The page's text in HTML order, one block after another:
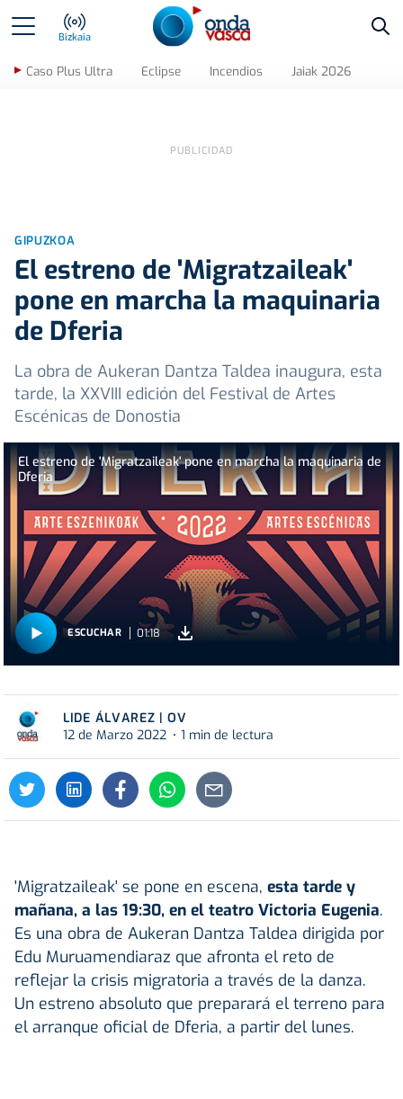
Bizkaia
Caso Plus Ultra Eclipse Incendios Jaiak 2026
GIPUZKOA
El estreno de 'Migratzaileak'
pone en marcha la maquinaria
de Dferia
La obra de Aukeran Dantza Taldea inaugura, esta
tarde, la XXVIII edición del Festival de Artes
Escénicas de Donostia
El estreno de 'Migratzaileak' pone en marcha la maquinaria de
Dferia
ESCUCHAR 01:18
LIDE ÁLVAREZ | OV
12 de Marzo 2022
1 min de lectura
'Migratzaileak' se pone en escena, esta tarde y
mañana, a las 19:30, en el teatro Victoria Eugenia.
Es una obra de Aukeran Dantza Taldea dirigida por
Edu Muruamendiaraz que afronta el reto de
reflejar la crisis migratoria a través de la danza.
Un estreno absoluto que preparará el terreno para
el arranque oficial de Dferia, a partir del lunes.